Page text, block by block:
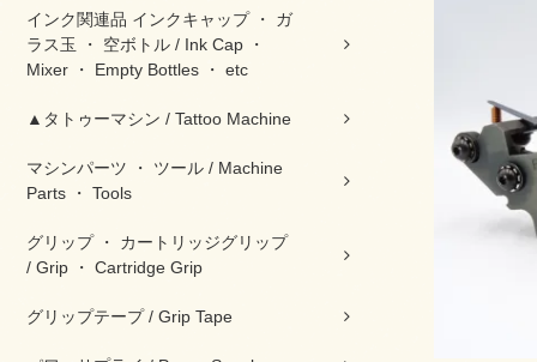
インク関連品 インクキャップ ・ ガ
ラス玉 ・ 空ボトル / Ink Cap ・
Mixer ・ Empty Bottles ・ etc
▲タトゥーマシン / Tattoo Machine
マシンパーツ ・ ツール / Machine
Parts ・ Tools
グリップ ・ カートリッジグリップ
/ Grip ・ Cartridge Grip
グリップテープ / Grip Tape